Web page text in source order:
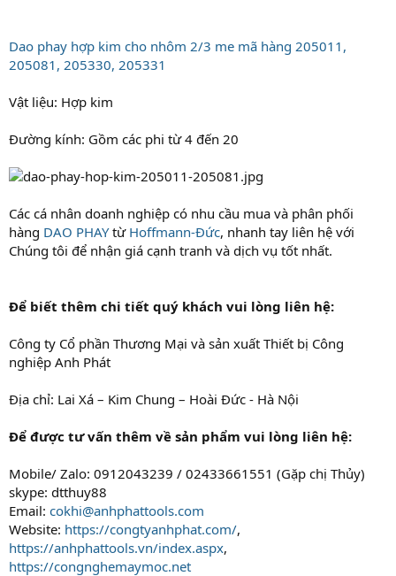
Dao phay hợp kim cho nhôm 2/3 me mã hàng 205011,
205081, 205330, 205331
Vật liệu: Hợp kim
Đường kính: Gồm các phi từ 4 đến 20
Các cá nhân doanh nghiệp có nhu cầu mua và phân phối
hàng DAO PHAYtừ Hoffmann-Đức, nhanh tay liên hệ với
Chúng tôi để nhận giá cạnh tranh và dịch vụ tốt nhất.
Để biết thêm chi tiết quý khách vui lòng liên hệ:
Công ty Cổ phần Thương Mại và sản xuất Thiết bị Công
nghiệp Anh Phát
Địa chỉ: Lai Xá – Kim Chung – Hoài Đức - Hà Nội
Để được tư vấn thêm về sản phẩm vui lòng liên hệ:
Mobile/ Zalo: 0912043239 / 02433661551 (Gặp chị Thủy)
skype: dtthuy88
Email: cokhi@anhphattools.com
Website: https://congtyanhphat.com/,
https://anhphattools.vn/index.aspx,
https://congnghemaymoc.net